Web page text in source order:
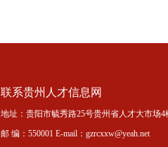
联系贵州人才信息网
地址：贵阳市毓秀路25号贵州省人才大市场
邮 编：550001 E-mail：gzrcxxw@yeah.net